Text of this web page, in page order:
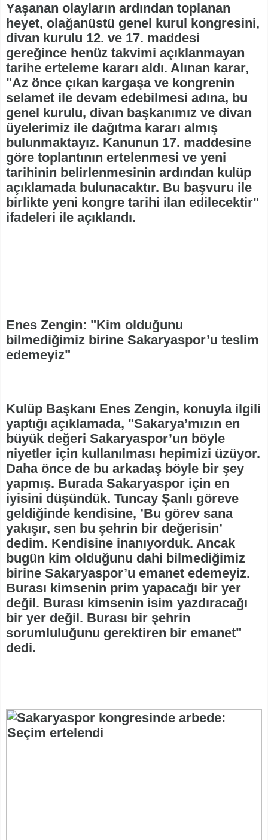
Yaşanan olayların ardından toplanan
heyet, olağanüstü genel kurul kongresini,
divan kurulu 12. ve 17. maddesi
gereğince henüz takvimi açıklanmayan
tarihe erteleme kararı aldı. Alınan karar,
"Az önce çıkan kargaşa ve kongrenin
selamet ile devam edebilmesi adına, bu
genel kurulu, divan başkanımız ve divan
üyelerimiz ile dağıtma kararı almış
bulunmaktayız. Kanunun 17. maddesine
göre toplantının ertelenmesi ve yeni
tarihinin belirlenmesinin ardından kulüp
açıklamada bulunacaktır. Bu başvuru ile
birlikte yeni kongre tarihi ilan edilecektir"
ifadeleri ile açıklandı.
Enes Zengin: "Kim olduğunu
bilmediğimiz birine Sakaryaspor’u teslim
edemeyiz"
Kulüp Başkanı Enes Zengin, konuyla ilgili
yaptığı açıklamada, "Sakarya’mızın en
büyük değeri Sakaryaspor’un böyle
niyetler için kullanılması hepimizi üzüyor.
Daha önce de bu arkadaş böyle bir şey
yapmış. Burada Sakaryaspor için en
iyisini düşündük. Tuncay Şanlı göreve
geldiğinde kendisine, ’Bu görev sana
yakışır, sen bu şehrin bir değerisin’
dedim. Kendisine inanıyorduk. Ancak
bugün kim olduğunu dahi bilmediğimiz
birine Sakaryaspor’u emanet edemeyiz.
Burası kimsenin prim yapacağı bir yer
değil. Burası kimsenin isim yazdıracağı
bir yer değil. Burası bir şehrin
sorumluluğunu gerektiren bir emanet"
dedi.